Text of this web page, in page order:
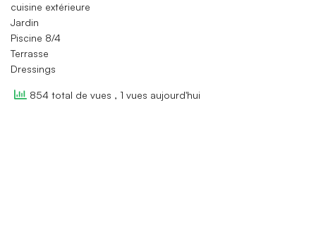
cuisine extérieure
Jardin
Piscine 8/4
Terrasse
Dressings
854 total de vues , 1 vues aujourd'hui